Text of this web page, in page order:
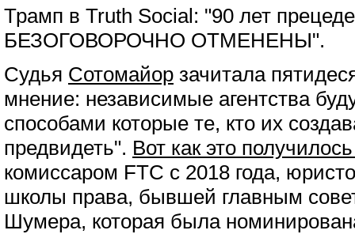
Трамп в Truth Social: "90 лет
БЕЗОГОВОРОЧНО ОТМЕНЕНЫ".
Судья Сотомайор зачитала
мнение: независимые агентства
способами которые те, кто их
предвидеть". Вот как это
комиссаром FTC с 2018 года,
школы права, бывшей главным
Шумера, которая была